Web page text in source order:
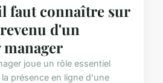
faut connaître sur
d'un
joue un rôle essentiel
présence en ligne d'une